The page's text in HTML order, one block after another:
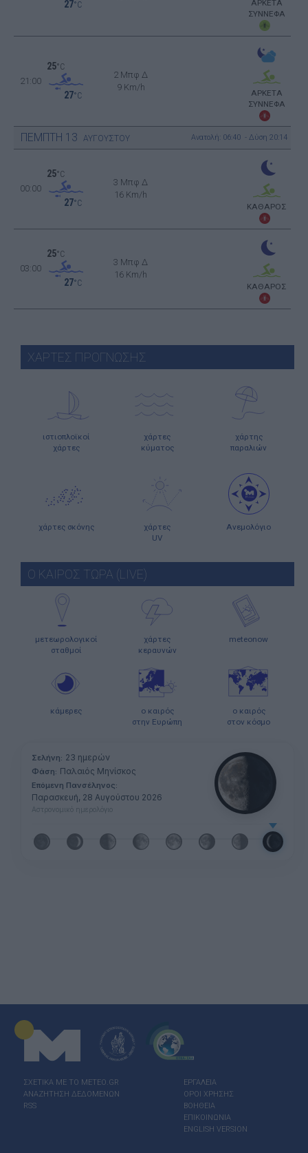
27°C
ΑΡΚΕΤΑ
ΣΥΝΝΕΦΑ
21:00
25°C
27°C
2 Μπφ Δ
9 Km/h
ΑΡΚΕΤΑ
ΣΥΝΝΕΦΑ
ΠΕΜΠΤΗ 13 ΑΥΓΟΥΣΤΟΥ Ανατολή: 06:40 - Δύση 20:14
00:00
25°C
27°C
3 Μπφ Δ
16 Km/h
ΚΑΘΑΡΟΣ
03:00
25°C
27°C
3 Μπφ Δ
16 Km/h
ΚΑΘΑΡΟΣ
ΧΑΡΤΕΣ ΠΡΟΓΝΩΣΗΣ
ιστιοπλοϊκοί
χάρτες
χάρτες
κύματος
χάρτης
παραλιών
χάρτες σκόνης
χάρτες
UV
Ανεμολόγιο
Ο ΚΑΙΡΟΣ ΤΩΡΑ (LIVE)
μετεωρολογικοί
σταθμοί
χάρτες
κεραυνών
meteonow
κάμερες
ο καιρός
στην Ευρώπη
ο καιρός
στον κόσμο
Σελήνη: 23 ημερών
Φάση: Παλαιός Μηνίσκος
Επόμενη Πανσέληνος:
Παρασκευή, 28 Αυγούστου 2026
Αστρονομικό ημερολόγιο
ΣΧΕΤΙΚΑ ΜΕ ΤΟ ΜΕΤΕΟ.GR
ΑΝΑΖΗΤΗΣΗ ΔΕΔΟΜΕΝΩΝ
RSS
ΕΡΓΑΛΕΙΑ
ΟΡΟΙ ΧΡΗΣΗΣ
ΒΟΗΘΕΙΑ
ΕΠΙΚΟΙΝΩΝΙΑ
ENGLISH VERSION